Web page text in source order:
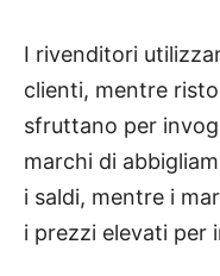
I rivenditori
clienti, mentre
sfruttano per
marchi di
i saldi, mentre i
i prezzi elevati per